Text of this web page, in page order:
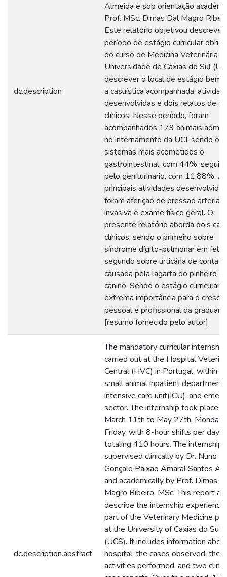
dc.description
Almeida e sob orientação
Prof. MSc. Dimas Dal Magro
Este relatório objetivou descrever
período de estágio curricular
do curso de Medicina Veterinária
Universidade de Caxias do Sul
descrever o local de estágio bem
a casuística acompanhada,
desenvolvidas e dois relatos de
clínicos. Nesse período, foram
acompanhados 179 animais
no internamento da UCI, sendo os
sistemas mais acometidos o
gastrointestinal, com 44%,
pelo geniturinário, com 11,88%.
principais atividades desenvolvidas
foram aferição de pressão arterial
invasiva e exame físico geral. O
presente relatório aborda dois
clínicos, sendo o primeiro sobre
síndrome dígito-pulmonar em
segundo sobre urticária de contato
causada pela lagarta do pinheiro
canino. Sendo o estágio curricular
extrema importância para o
pessoal e profissional da
[resumo fornecido pelo autor]
dc.description.abstract
The mandatory curricular
carried out at the Hospital
Central (HVC) in Portugal, within
small animal inpatient department,
intensive care unit(ICU), and
sector. The internship took place
March 11th to May 27th, Monday
Friday, with 8-hour shifts per day,
totaling 410 hours. The internship
supervised clinically by Dr. Nuno
Gonçalo Paixão Amaral Santos
and academically by Prof. Dimas
Magro Ribeiro, MSc. This report
describe the internship experience
part of the Veterinary Medicine
at the University of Caxias do Sul
(UCS). It includes information
hospital, the cases observed, the
activities performed, and two